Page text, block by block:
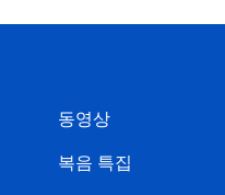
동영상
복음 특집